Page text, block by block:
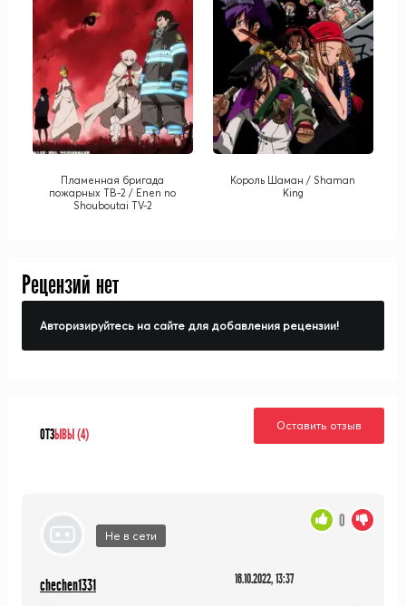
Пламенная бригада
пожарных ТВ-2 / Enen no
Shouboutai TV-2
Король Шаман / Shaman
King
Рецензий нет
Авторизируйтесь на сайте для добавления рецензии!
ОТЗЫВЫ (4)
Оставить отзыв
Не в сети
chechen1331 16.10.2022, 13:37
0